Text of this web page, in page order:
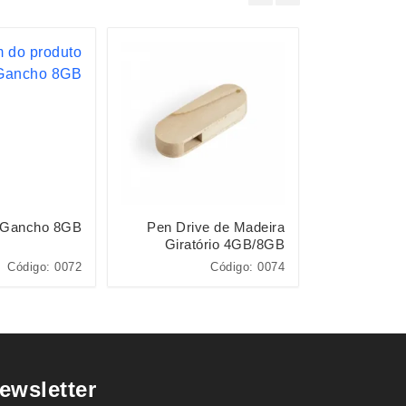
8GB
Código: 0072
Pen Drive de Madeira
Giratório 4GB/8GB
Código: 0074